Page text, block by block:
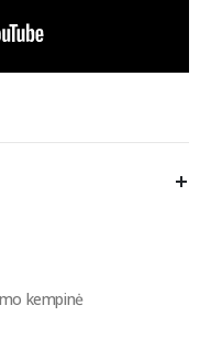
kempinė